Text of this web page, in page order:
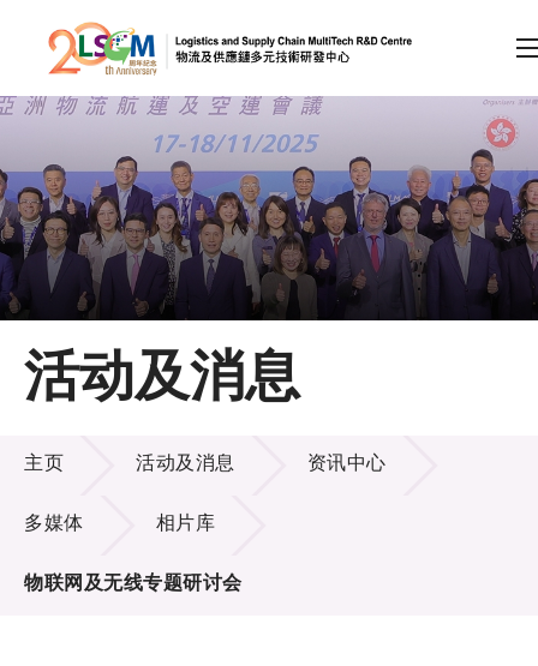
跳到内容（按回车键）
会员登录
A A EN 繁 简
主页
关于LSCM
技术商品化
项目及资助计划
活动及消息
活动及消息
主页 活动及消息 资讯中心
多媒体 相片库
物联网及无线专题研讨会